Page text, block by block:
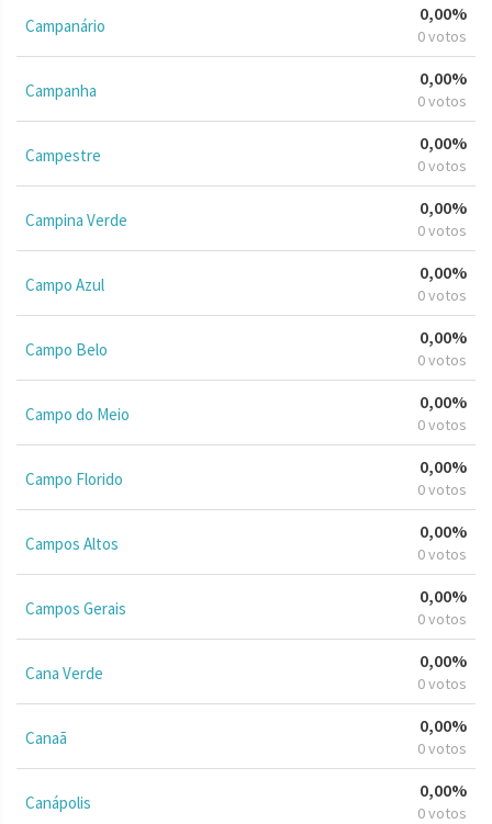
Campanário
0,00%
0 votos
Campanha
0,00%
0 votos
Campestre
0,00%
0 votos
Campina Verde
0,00%
0 votos
Campo Azul
0,00%
0 votos
Campo Belo
0,00%
0 votos
Campo do Meio
0,00%
0 votos
Campo Florido
0,00%
0 votos
Campos Altos
0,00%
0 votos
Campos Gerais
0,00%
0 votos
Cana Verde
0,00%
0 votos
Canaã
0,00%
0 votos
Canápolis
0,00%
0 votos